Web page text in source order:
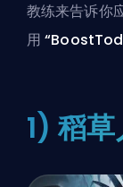
教练来告诉你
用
1) 稻